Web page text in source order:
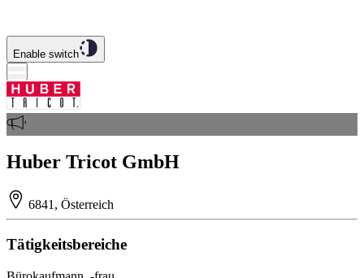
Enable switch
Huber Tricot GmbH
6841, Österreich
Tätigkeitsbereiche